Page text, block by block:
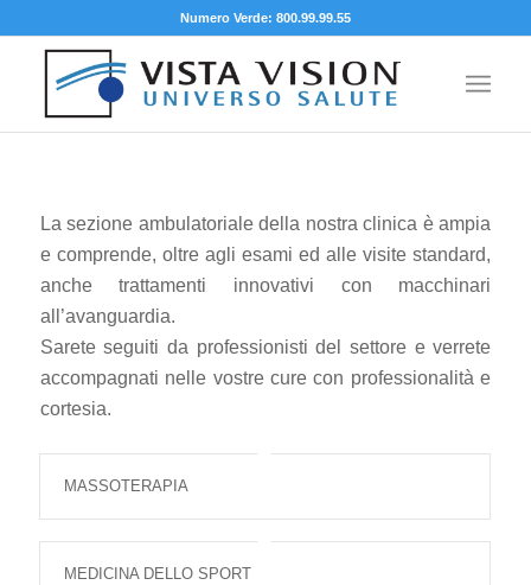
Numero Verde: 800.99.99.55
La sezione ambulatoriale della nostra clinica è ampia
e comprende, oltre agli esami ed alle visite standard,
anche trattamenti innovativi con macchinari
all’avanguardia.
Sarete seguiti da professionisti del settore e verrete
accompagnati nelle vostre cure con professionalità e
cortesia.
MASSOTERAPIA
MEDICINA DELLO SPORT